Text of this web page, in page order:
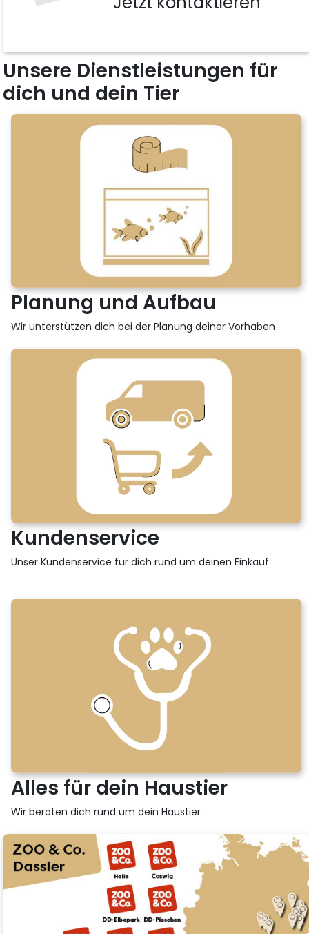
Unsere Dienstleistungen für
dich und dein Tier
Planung und Aufbau
Wir unterstützen dich bei der Planung deiner Vorhaben
Kundenservice
Unser Kundenservice für dich rund um deinen Einkauf
Alles für dein Haustier
Wir beraten dich rund um dein Haustier